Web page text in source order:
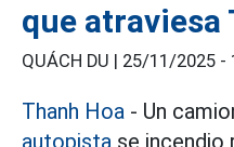
que atraviesa
QUÁCH DU | 25/11/2025 -
Thanh Hoa - Un
autopista se incendio